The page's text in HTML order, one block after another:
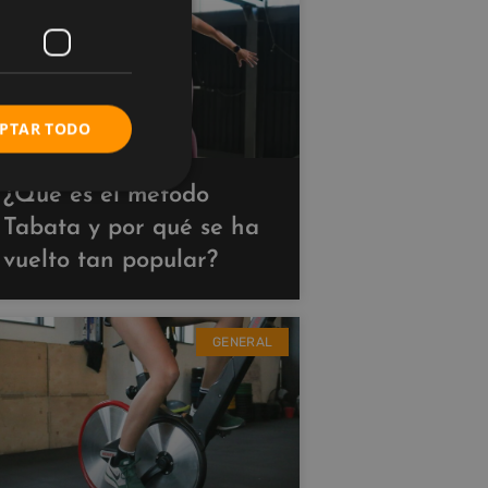
¿Qué es el método
Tabata y por qué se ha
vuelto tan popular?
GENERAL
TODO